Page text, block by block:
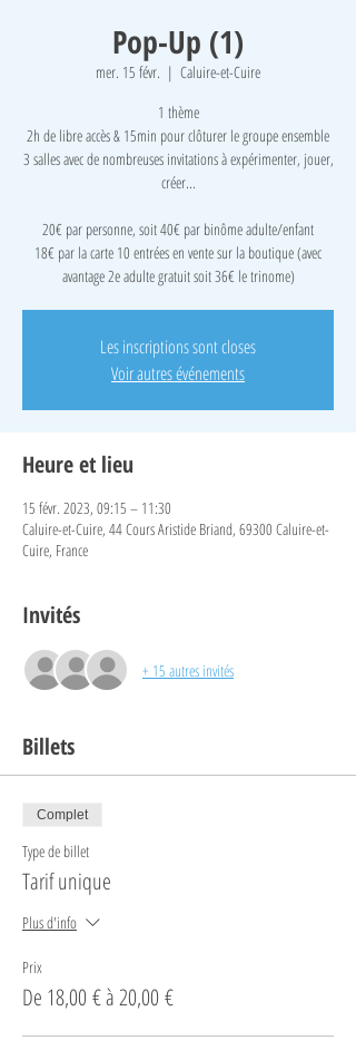
Pop-Up (1)
mer. 15 févr.
  |
Caluire-et-Cuire
1 thème
2h de libre accès & 15min pour clôturer le groupe ensemble
3 salles avec de nombreuses invitations à expérimenter, jouer,
créer...
​20€ par personne, soit 40€ par binôme adulte/enfant
18€ par la carte 10 entrées en vente sur la boutique (avec
avantage 2e adulte gratuit soit 36€ le trinome)
Les inscriptions sont closes
Voir autres événements
Heure et lieu
15 févr. 2023, 09:15 – 11:30
Caluire-et-Cuire, 44 Cours Aristide Briand, 69300 Caluire-et-
Cuire, France
Invités
+ 15 autres invités
Billets
Complet
Type de billet
Tarif unique
Plus d'info
Prix
De 18,00 € à 20,00 €